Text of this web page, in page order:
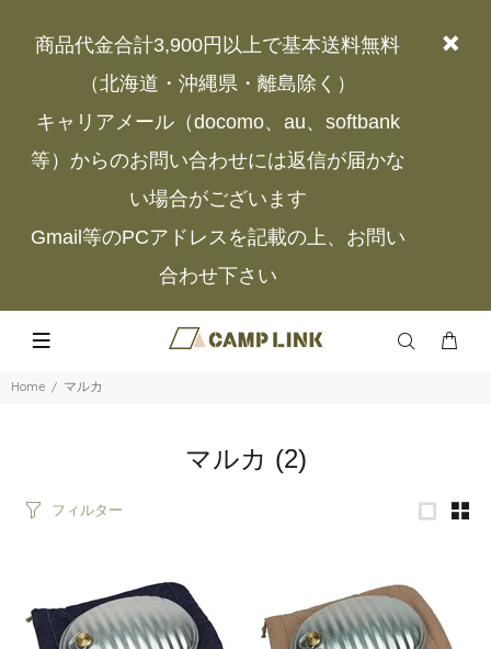
商品代金合計3,900円以上で基本送料無料
（北海道・沖縄県・離島除く）
キャリアメール（docomo、au、softbank
等）からのお問い合わせには返信が届かな
い場合がございます
Gmail等のPCアドレスを記載の上、お問い
合わせ下さい
Home マルカ
マルカ (2)
フィルター